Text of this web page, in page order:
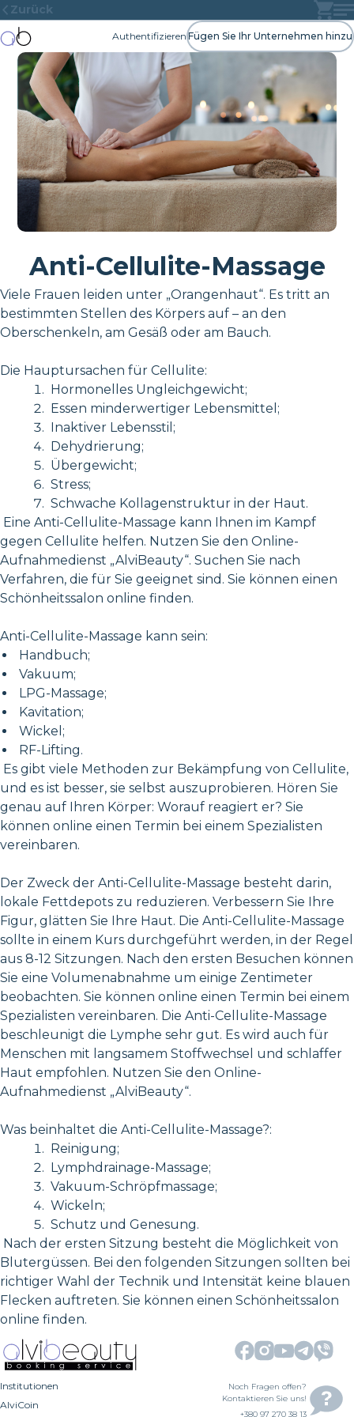
Zurück
Authentifizieren Fügen Sie Ihr Unternehmen hinzu
Anti-Cellulite-Massage
Viele Frauen leiden unter „Orangenhaut“. Es tritt an
bestimmten Stellen des Körpers auf – an den
Oberschenkeln, am Gesäß oder am Bauch.
Die Hauptursachen für Cellulite:
Hormonelles Ungleichgewicht;
Essen minderwertiger Lebensmittel;
Inaktiver Lebensstil;
Dehydrierung;
Übergewicht;
Stress;
Schwache Kollagenstruktur in der Haut.
Eine Anti-Cellulite-Massage kann Ihnen im Kampf
gegen Cellulite helfen. Nutzen Sie den Online-
Aufnahmedienst „AlviBeauty“. Suchen Sie nach
Verfahren, die für Sie geeignet sind. Sie können einen
Schönheitssalon online finden.
Anti-Cellulite-Massage kann sein:
Handbuch;
Vakuum;
LPG-Massage;
Kavitation;
Wickel;
RF-Lifting.
Es gibt viele Methoden zur Bekämpfung von Cellulite,
und es ist besser, sie selbst auszuprobieren. Hören Sie
genau auf Ihren Körper: Worauf reagiert er? Sie
können online einen Termin bei einem Spezialisten
vereinbaren.
Der Zweck der Anti-Cellulite-Massage besteht darin,
lokale Fettdepots zu reduzieren. Verbessern Sie Ihre
Figur, glätten Sie Ihre Haut. Die Anti-Cellulite-Massage
sollte in einem Kurs durchgeführt werden, in der Regel
aus 8-12 Sitzungen. Nach den ersten Besuchen können
Sie eine Volumenabnahme um einige Zentimeter
beobachten. Sie können online einen Termin bei einem
Spezialisten vereinbaren. Die Anti-Cellulite-Massage
beschleunigt die Lymphe sehr gut. Es wird auch für
Menschen mit langsamem Stoffwechsel und schlaffer
Haut empfohlen. Nutzen Sie den Online-
Aufnahmedienst „AlviBeauty“.
Was beinhaltet die Anti-Cellulite-Massage?:
Reinigung;
Lymphdrainage-Massage;
Vakuum-Schröpfmassage;
Wickeln;
Schutz und Genesung.
Nach der ersten Sitzung besteht die Möglichkeit von
Blutergüssen. Bei den folgenden Sitzungen sollten bei
richtiger Wahl der Technik und Intensität keine blauen
Flecken auftreten. Sie können einen Schönheitssalon
online finden.
Institutionen
AlviCoin
Noch Fragen offen?
Kontaktieren Sie uns!
+380 97 270 38 13